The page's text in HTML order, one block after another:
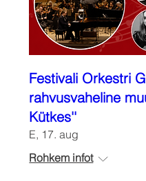
Festivali Orkestri
rahvusvaheline
Kütkes''
E, 17. aug
Rohkem infot